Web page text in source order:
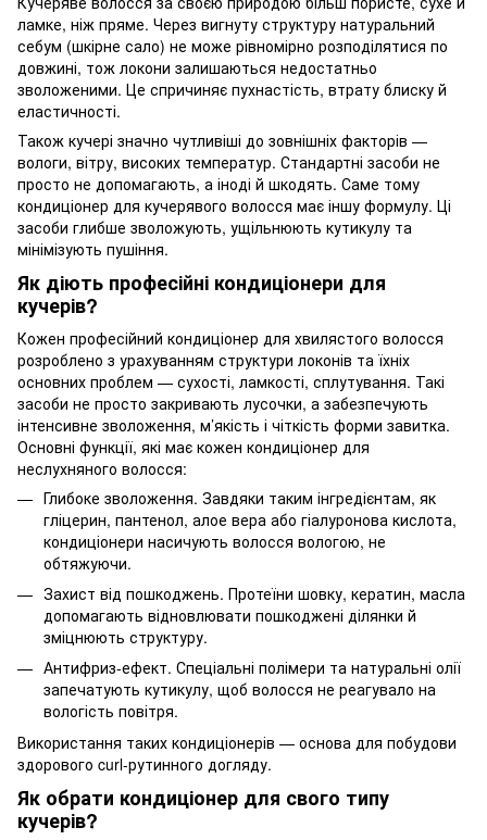
ламке, ніж пряме. Через вигнуту структуру натуральний
себум (шкірне сало) не може рівномірно розподілятися по
довжині, тож локони залишаються недостатньо
зволоженими. Це спричиняє пухнастість, втрату блиску й
еластичності.
Також кучері значно чутливіші до зовнішніх факторів —
вологи, вітру, високих температур. Стандартні засоби не
просто не допомагають, а іноді й шкодять. Саме тому
кондиціонер для кучерявого волосся має іншу формулу. Ці
засоби глибше зволожують, ущільнюють кутикулу та
мінімізують пушіння.
Як діють професійні кондиціонери для
кучерів?
Кожен професійний кондиціонер для хвилястого волосся
розроблено з урахуванням структури локонів та їхніх
основних проблем — сухості, ламкості, сплутування. Такі
засоби не просто закривають лусочки, а забезпечують
інтенсивне зволоження, м’якість і чіткість форми завитка.
Основні функції, які має кожен кондиціонер для
неслухняного волосся:
Глибоке зволоження. Завдяки таким інгредієнтам, як
гліцерин, пантенол, алое вера або гіалуронова кислота,
кондиціонери насичують волосся вологою, не
обтяжуючи.
Захист від пошкоджень. Протеїни шовку, кератин, масла
допомагають відновлювати пошкоджені ділянки й
зміцнюють структуру.
Антифриз-ефект. Спеціальні полімери та натуральні олії
запечатують кутикулу, щоб волосся не реагувало на
вологість повітря.
Використання таких кондиціонерів — основа для побудови
здорового curl-рутинного догляду.
Як обрати кондиціонер для свого типу
кучерів?